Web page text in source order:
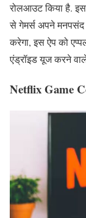
रोलआउट किया है.
से गेमर्स अपने
करेगा, इस ऐप को
एंड्रॉइड यूज करने
Netflix Game